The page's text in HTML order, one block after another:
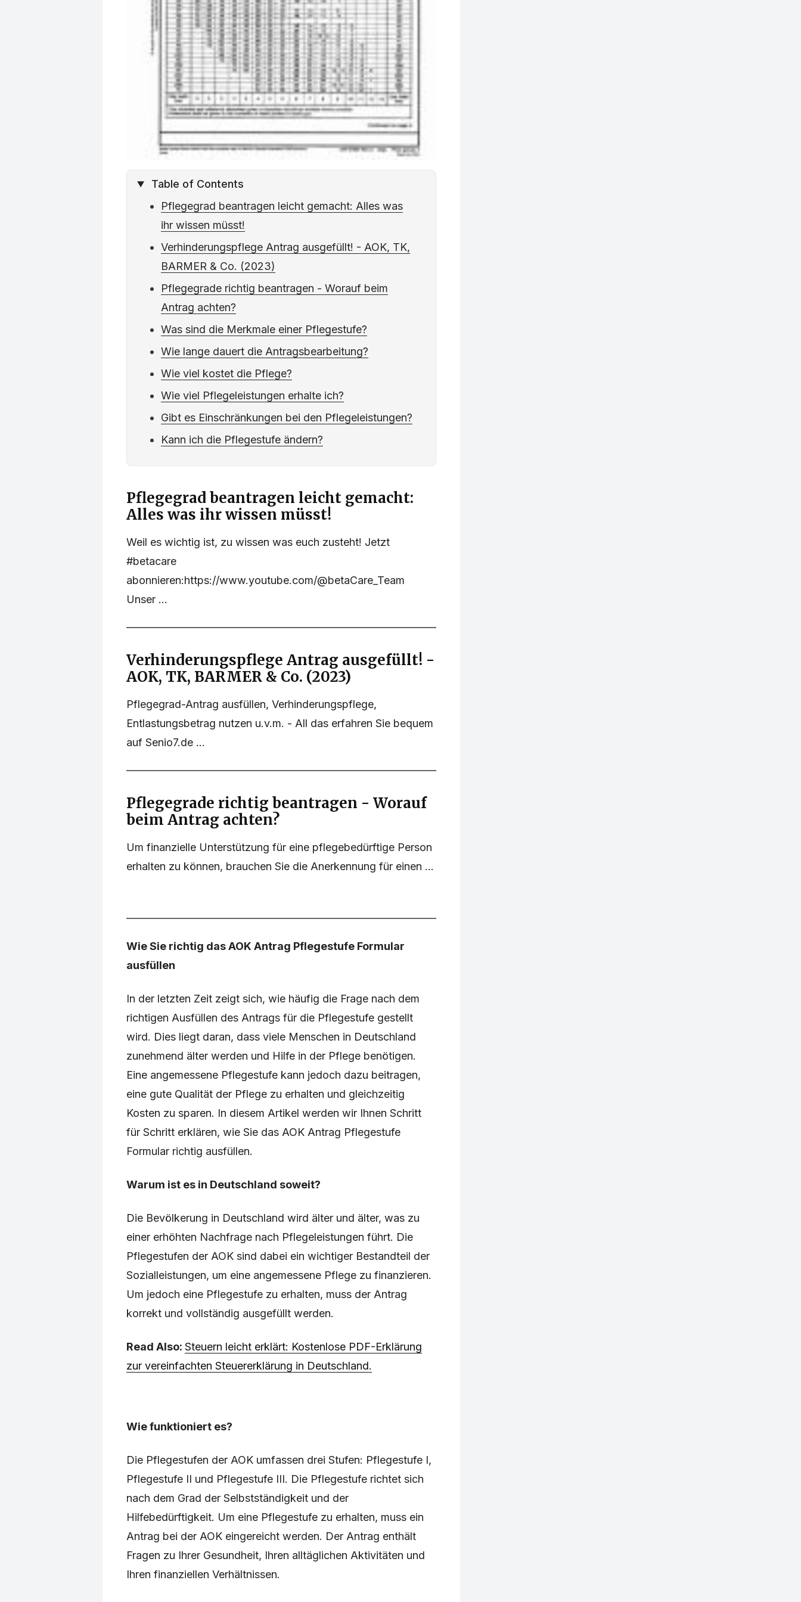
Table of Contents
Pflegegrad beantragen leicht gemacht: Alles was
ihr wissen müsst!
Verhinderungspflege Antrag ausgefüllt! - AOK, TK,
BARMER & Co. (2023)
Pflegegrade richtig beantragen - Worauf beim
Antrag achten?
Was sind die Merkmale einer Pflegestufe?
Wie lange dauert die Antragsbearbeitung?
Wie viel kostet die Pflege?
Wie viel Pflegeleistungen erhalte ich?
Gibt es Einschränkungen bei den Pflegeleistungen?
Kann ich die Pflegestufe ändern?
Pflegegrad beantragen leicht gemacht:
Alles was ihr wissen müsst!
Weil es wichtig ist, zu wissen was euch zusteht! Jetzt
#betacare
abonnieren:https://www.youtube.com/@betaCare_Team
Unser ...
Verhinderungspflege Antrag ausgefüllt! -
AOK, TK, BARMER & Co. (2023)
Pflegegrad-Antrag ausfüllen, Verhinderungspflege,
Entlastungsbetrag nutzen u.v.m. - All das erfahren Sie bequem
auf Senio7.de ...
Pflegegrade richtig beantragen - Worauf
beim Antrag achten?
Um finanzielle Unterstützung für eine pflegebedürftige Person
erhalten zu können, brauchen Sie die Anerkennung für einen ...
Wie Sie richtig das AOK Antrag Pflegestufe Formular
ausfüllen
In der letzten Zeit zeigt sich, wie häufig die Frage nach dem
richtigen Ausfüllen des Antrags für die Pflegestufe gestellt
wird. Dies liegt daran, dass viele Menschen in Deutschland
zunehmend älter werden und Hilfe in der Pflege benötigen.
Eine angemessene Pflegestufe kann jedoch dazu beitragen,
eine gute Qualität der Pflege zu erhalten und gleichzeitig
Kosten zu sparen. In diesem Artikel werden wir Ihnen Schritt
für Schritt erklären, wie Sie das AOK Antrag Pflegestufe
Formular richtig ausfüllen.
Warum ist es in Deutschland soweit?
Die Bevölkerung in Deutschland wird älter und älter, was zu
einer erhöhten Nachfrage nach Pflegeleistungen führt. Die
Pflegestufen der AOK sind dabei ein wichtiger Bestandteil der
Sozialleistungen, um eine angemessene Pflege zu finanzieren.
Um jedoch eine Pflegestufe zu erhalten, muss der Antrag
korrekt und vollständig ausgefüllt werden.
Read Also: Steuern leicht erklärt: Kostenlose PDF-Erklärung
zur vereinfachten Steuererklärung in Deutschland.
Wie funktioniert es?
Die Pflegestufen der AOK umfassen drei Stufen: Pflegestufe I,
Pflegestufe II und Pflegestufe III. Die Pflegestufe richtet sich
nach dem Grad der Selbstständigkeit und der
Hilfebedürftigkeit. Um eine Pflegestufe zu erhalten, muss ein
Antrag bei der AOK eingereicht werden. Der Antrag enthält
Fragen zu Ihrer Gesundheit, Ihren alltäglichen Aktivitäten und
Ihren finanziellen Verhältnissen.